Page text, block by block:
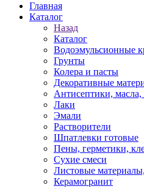
Главная
Каталог
Назад
Каталог
Водоэмульсионные
Грунты
Колера и пасты
Декоративные
Антисептики,
Лаки
Эмали
Растворители
Шпатлевки готовые
Пены, герметики,
Сухие смеси
Листовые
Керамогранит